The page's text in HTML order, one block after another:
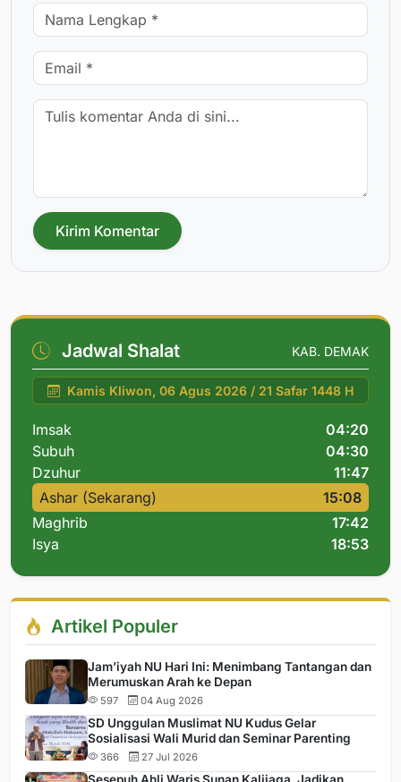
Kirim Komentar
Jadwal Shalat KAB. DEMAK
Kamis Kliwon, 06 Agus 2026 / 21 Safar 1448 H
Imsak
04:20
Subuh
04:30
Dzuhur
11:47
Ashar (Sekarang)
15:08
Maghrib
17:42
Isya
18:53
Artikel Populer
Jam’iyah NU Hari Ini: Menimbang Tantangan dan
Merumuskan Arah ke Depan
597 04 Aug 2026
SD Unggulan Muslimat NU Kudus Gelar
Sosialisasi Wali Murid dan Seminar Parenting
366 27 Jul 2026